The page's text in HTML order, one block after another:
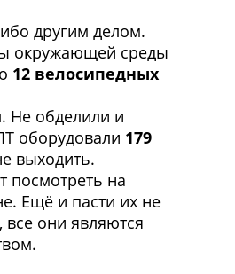
другим делом.
окружающей среды
12 велосипедных
Не обделили и
оборудовали 179
выходить.
посмотреть на
Ещё и пасти их не
они являются